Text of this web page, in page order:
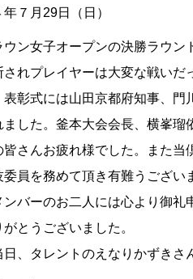
７月29日（日）
ウン女子オープンの決勝ラウ
されプレイヤーは大変な戦い
表彰式には山田京都府知事、
ました。釜本大会会長、横峯
皆さんお疲れ様でした。また
委員を務めて頂き有難うござ
ンバーのお二人には心より御
とうございました。
、タレントのえなりかずきさ